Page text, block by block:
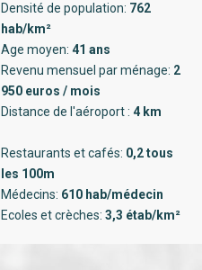
Densité de population: 762
hab/km²
Age moyen: 41 ans
Revenu mensuel par ménage: 2
950 euros / mois
Distance de l'aéroport : 4 km
Restaurants et cafés: 0,2 tous
les 100m
Médecins: 610 hab/médecin
Ecoles et crèches: 3,3 étab/km²